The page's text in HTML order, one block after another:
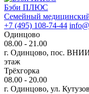
Бэби ПЛЮС
Семейный
+7 (495) 108-74-44
Одинцово
08.00 - 21.00
г. Одинцово, пос.
этаж
Трёхгорка
08.00 - 20.00
г. Одинцово, ул.